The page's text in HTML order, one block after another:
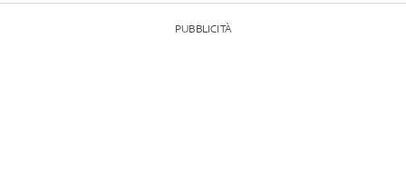
PUBBLICITÀ